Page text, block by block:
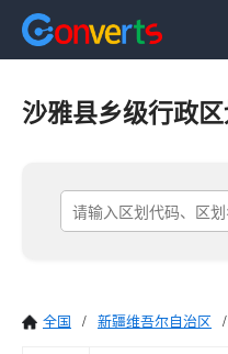
沙雅县乡级行政
全国 / 新疆维吾尔自治区 /